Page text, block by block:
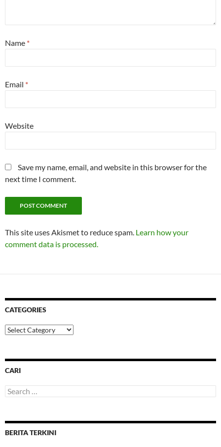
Name *
Email *
Website
Save my name, email, and website in this browser for the
next time I comment.
This site uses Akismet to reduce spam. Learn how your
comment data is processed.
CATEGORIES
Categories
CARI
Search
for:
BERITA TERKINI